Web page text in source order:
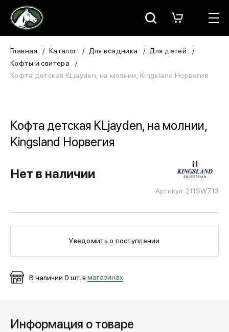
Москва
Для всадника
В конюшню
ЗООТОВАРЫ
Для собаки
БРЕНДЫ
МЕДИА
ОПЛАТА И ДОСТАВКА
Главная Каталог Для всадника
Для детей
Кофты и свитера
Кофта детская KLjayden, на молнии, Kingsland Норвегия
Кофта детская KLjayden, на молнии,
Kingsland Норвегия
Артикул: 211SW713
Нет в наличии
Уведомить о поступлении
В наличии 0 шт. в магазинах
Информация о товаре